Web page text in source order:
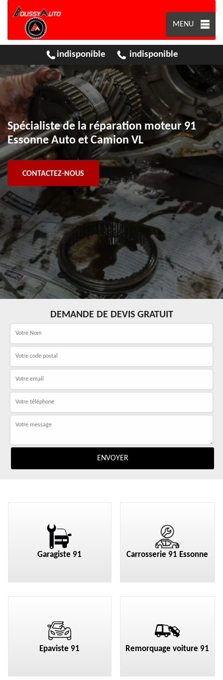
MENU
indisponible indisponible
Spécialiste de la réparation moteur 91
Essonne Auto et Camion VL
CONTACTEZ-NOUS
DEMANDE DE DEVIS GRATUIT
Garagiste 91 Carrosserie 91 Essonne
Epaviste 91 Remorquage voiture 91